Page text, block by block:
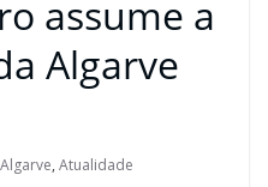
assume a
Algarve
Algarve, Atualidade